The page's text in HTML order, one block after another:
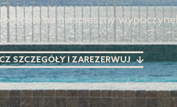
sobie na niespieszny
SZCZEGÓŁY I ZAREZERWUJ